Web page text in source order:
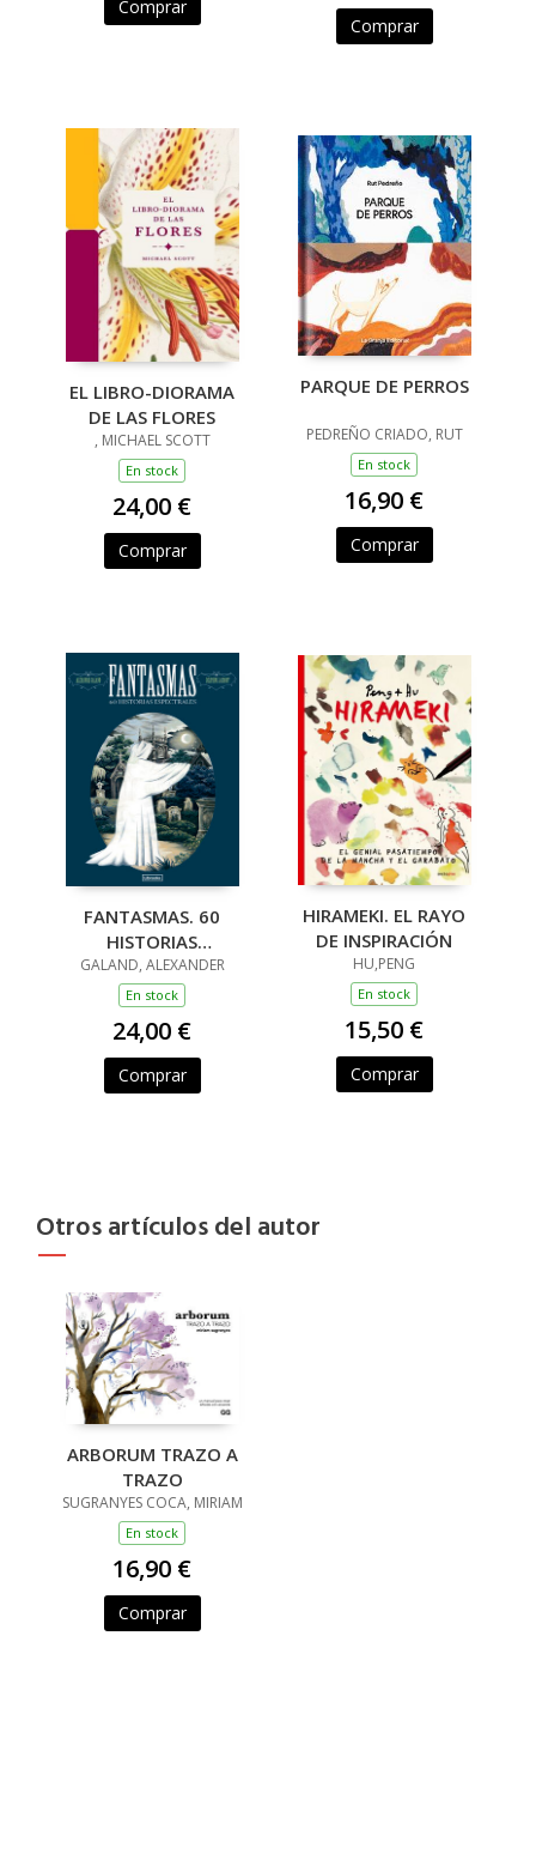
Comprar
Comprar
EL LIBRO-DIORAMA
DE LAS FLORES
, MICHAEL SCOTT
En stock
24,00 €
Comprar
PARQUE DE PERROS
PEDREÑO CRIADO, RUT
En stock
16,90 €
Comprar
FANTASMAS. 60
HISTORIAS
ESPECTRALES
GALAND, ALEXANDER
En stock
24,00 €
Comprar
HIRAMEKI. EL RAYO
DE INSPIRACIÓN
HU,PENG
En stock
15,50 €
Comprar
Otros artículos del autor
ARBORUM TRAZO A
TRAZO
SUGRANYES COCA, MIRIAM
En stock
16,90 €
Comprar